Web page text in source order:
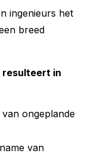
ingenieurs het
breed
resulteert in
ongeplande
van